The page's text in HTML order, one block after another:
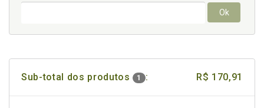
Ok
Sub-total dos produtos 1 : R$ 170,91